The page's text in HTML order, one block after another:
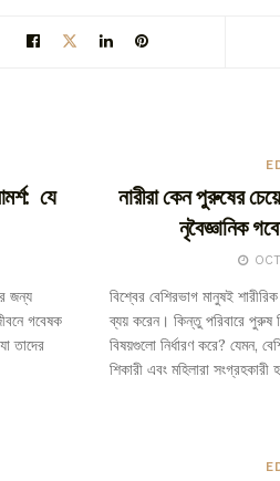
যে
জন্য
গবেষক
তাদের
নারীরা কেন পুরুষের
নৃবৈজ্ঞানিক
বিশ্বের বেশিরভাগ মানুষই
ব্যয় করেন। কিন্তু পরিবারে পুরুষ
বিষয়গুলো নির্ধারণ করে? যেমন,
শিকারী এবং মহিলারা